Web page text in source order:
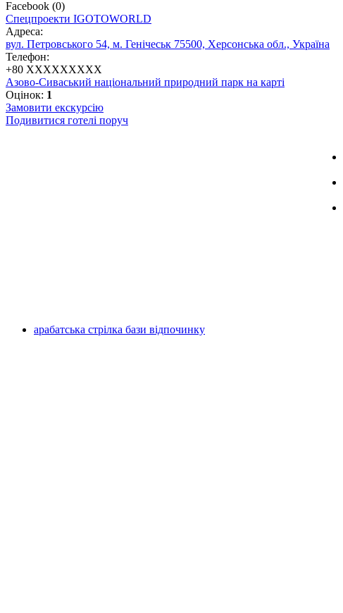
Facebook (0)
Спецпроекти IGOTOWORLD
Адреса:
вул. Петровського 54, м. Генічеськ 75500, Херсонська обл., Україна
Телефон:
+80 XXXXXXXXX
Азово-Сиваський національний природний парк на карті
Оцінок: 1
Замовити екскурсію
Подивитися готелі поруч
арабатська стрілка бази відпочинку